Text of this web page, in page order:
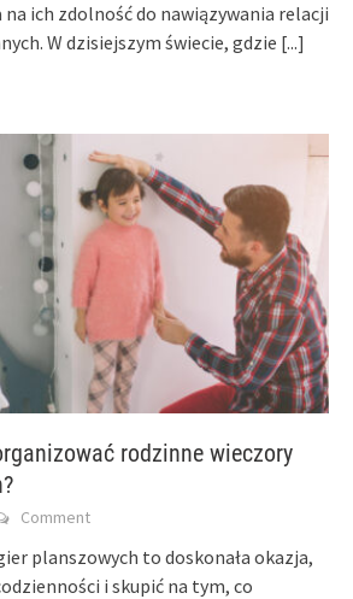
na ich zdolność do nawiązywania relacji
W dzisiejszym świecie, gdzie [...]
rodzinne wieczory
Comment
planszowych to doskonała okazja,
i skupić na tym, co